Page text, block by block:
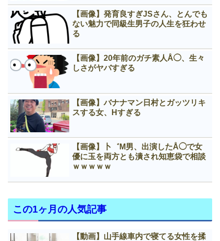
【画像】発育良すぎJSさん、とんでも
ない魅力で同級生男子の人生を狂わせ
る
【画像】20年前のガチ素人Å◯、生々
しさがヤバすぎる
【画像】バナナマン日村とガッツリキ
スする女、Нすぎる
【画像】卜゛M男、出演したÅ◯で女
優に玉を両方とも潰され知恵袋で相談
ｗｗｗｗｗ
この1ヶ月の人気記事
【動画】山手線車内で寝てる女性を揉